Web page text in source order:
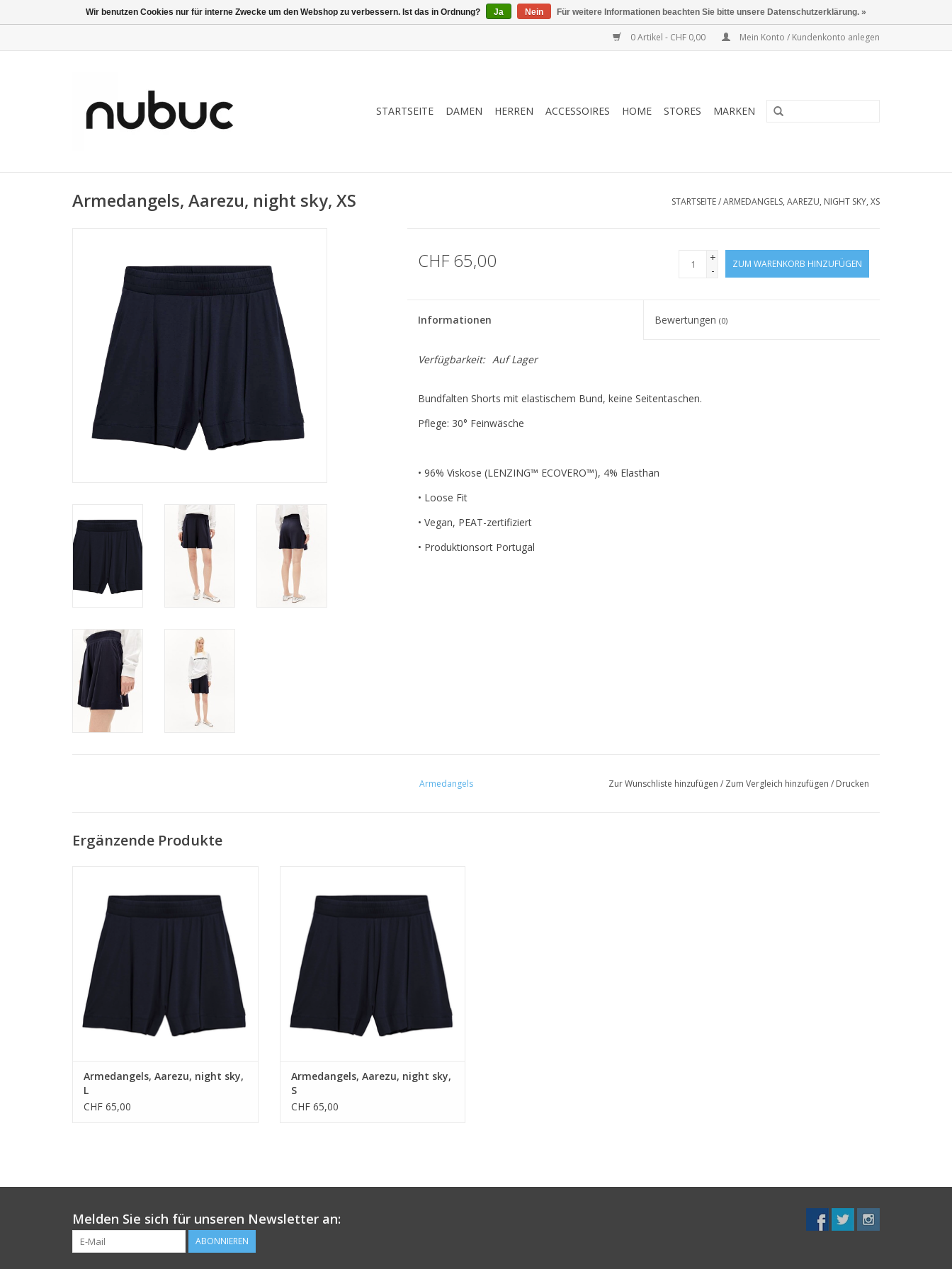
0 Artikel - CHF 0,00 Mein Konto / Kundenkonto anlegen
STARTSEITE DAMEN HERREN ACCESSOIRES HOME STORES MARKEN
Armedangels, Aarezu, night sky, XS STARTSEITE/ARMEDANGELS, AAREZU, NIGHT SKY, XS
CHF 65,00
+
-
ZUM WARENKORB HINZUFÜGEN
Informationen Bewertungen(0)
Verfügbarkeit: Auf Lager
Bundfalten Shorts mit elastischem Bund, keine Seitentaschen.
Pflege: 30° Feinwäsche
• 96% Viskose (LENZING™ ECOVERO™), 4% Elasthan
• Loose Fit
• Vegan, PEAT-zertifiziert
• Produktionsort Portugal
Armedangels Zur Wunschliste hinzufügen / Zum Vergleich hinzufügen / Drucken
Ergänzende Produkte
Armedangels, Aarezu, night sky,
L
CHF 65,00
Armedangels, Aarezu, night sky,
S
CHF 65,00
Melden Sie sich für unseren Newsletter an:
ABONNIEREN
Wir benutzen Cookies nur für interne Zwecke um den Webshop zu verbessern. Ist das in Ordnung? Ja Nein Für weitere Informationen beachten Sie bitte unsere Datenschutzerklärung. »